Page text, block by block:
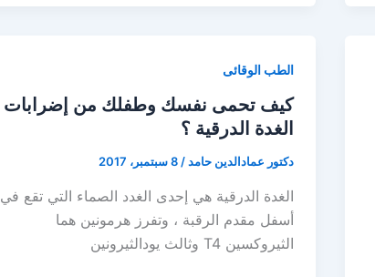
الطب الوقائى
كيف تحمى نفسك وطفلك من إضرابات
الغدة الدرقية ؟
دكتور عمادالدين حامد/ 8 سبتمبر، 2017
الغدة الدرقية هي إحدى الغدد الصماء التي تقع في
أسفل مقدم الرقبة ، وتفرز هرمونين هما
الثيروكسين T4 وثالث يودالثيرونين